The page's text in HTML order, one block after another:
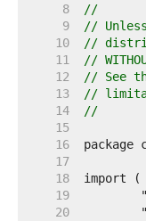
     8
//
     9
//
    10
//
    11
//
    12
// See
    13
//
    14
//
    15
    16
    17
    18
    19
    20